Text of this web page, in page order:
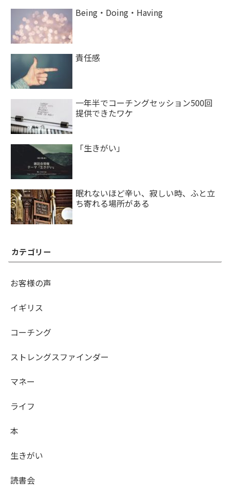
Being・Doing・Having
責任感
一年半でコーチングセッション500回
提供できたワケ
「生きがい」
眠れないほど辛い、寂しい時、ふと立
ち寄れる場所がある
カテゴリー
お客様の声
イギリス
コーチング
ストレングスファインダー
マネー
ライフ
本
生きがい
読書会